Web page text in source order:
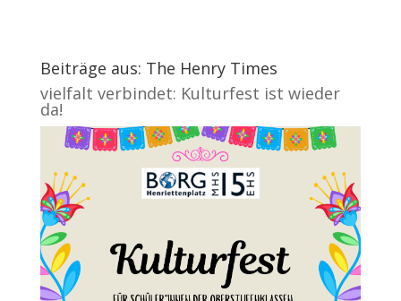
Beiträge aus: The Henry Times
vielfalt verbindet: Kulturfest ist wieder
da!